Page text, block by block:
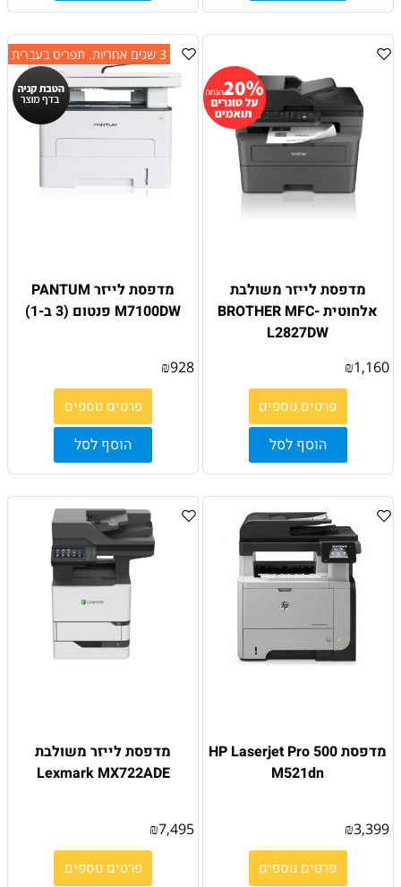
מדפסת לייזר משולבת
אלחוטית BROTHER MFC-
L2827DW
₪1,160
פרטים נוספים
הוסף לסל
3 שנים אחריות. תפריט בעברית
מדפסת ‏לייזר PANTUM
M7100DW פנטום (3 ב-1)
₪928
פרטים נוספים
הוסף לסל
מדפסת HP Laserjet Pro 500
M521dn
₪3,399
פרטים נוספים
מדפסת לייזר משולבת
Lexmark MX722ADE
₪7,495
פרטים נוספים